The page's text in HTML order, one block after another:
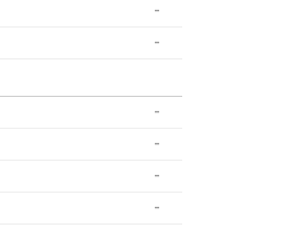
-
-
-
-
-
-